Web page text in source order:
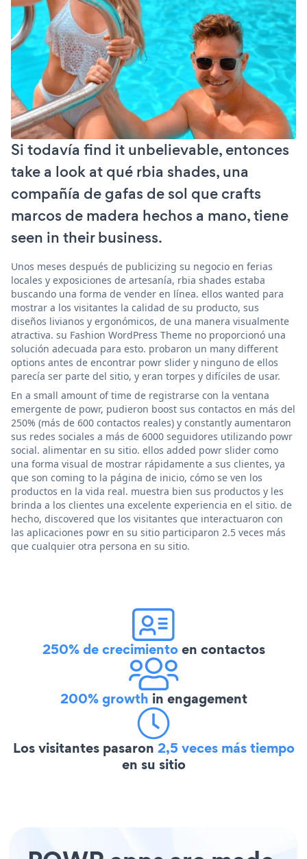
Si todavía find it unbelievable, entonces
take a look at qué rbia shades, una
compañía de gafas de sol que crafts
marcos de madera hechos a mano, tiene
seen in their business.
Unos meses después de publicizing su negocio en ferias
locales y exposiciones de artesanía, rbia shades estaba
buscando una forma de vender en línea. ellos wanted para
mostrar a los visitantes la calidad de su producto, sus
diseños livianos y ergonómicos, de una manera visualmente
atractiva. su Fashion WordPress Theme no proporcionó una
solución adecuada para esto. probaron un many different
options antes de encontrar powr slider y ninguno de ellos
parecía ser parte del sitio, y eran torpes y difíciles de usar.
En a small amount of time de registrarse con la ventana
emergente de powr, pudieron boost sus contactos en más del
250% (más de 600 contactos reales) y constantly aumentaron
sus redes sociales a más de 6000 seguidores utilizando powr
social. alimentar en su sitio. ellos added powr slider como
una forma visual de mostrar rápidamente a sus clientes, ya
que son coming to la página de inicio, cómo se ven los
productos en la vida real. muestra bien sus productos y les
brinda a los clientes una excelente experiencia en el sitio. de
hecho, discovered que los visitantes que interactuaron con
las aplicaciones powr en su sitio participaron 2.5 veces más
que cualquier otra persona en su sitio.
250% de crecimientoen contactos
200% growth in engagement
Los visitantes pasaron 2,5 veces más tiempo
en su sitio